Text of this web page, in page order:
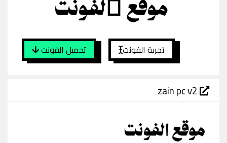
تحميل الفونت تجربة الفونت
zain pc v2